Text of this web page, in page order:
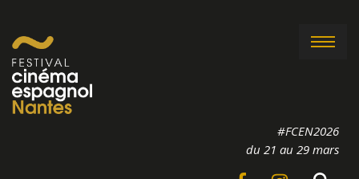
#FCEN2026
du 21 au 29 mars